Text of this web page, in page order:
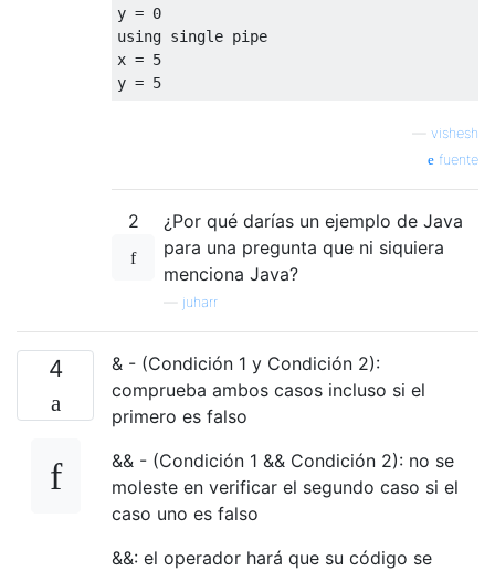
y = 0
using single pipe
x = 5
y = 5
vishesh
fuente
2
¿Por qué darías un ejemplo de Java
para una pregunta que ni siquiera
menciona Java?
juharr
4
& - (Condición 1 y Condición 2):
comprueba ambos casos incluso si el
primero es falso
&& - (Condición 1 && Condición 2): no se
moleste en verificar el segundo caso si el
caso uno es falso
&&: el operador hará que su código se